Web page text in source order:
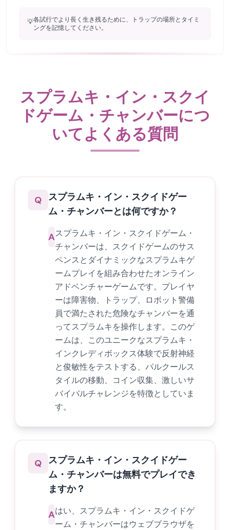
💡各試行でより長く生き残るために、トラップの場所とタイミ
ングを記憶してください。
スプラムキ・イン・スクイ
ドゲーム・チャンバーにつ
いてよくある質問
Q スプラムキ・イン・スクイドゲー
ム・チャンバーとは何ですか？
Aスプラムキ・イン・スクイドゲーム・
チャンバーは、スクイドゲームのサス
ペンスとダイナミックなスプラムキゲ
ームプレイを組み合わせたオンライン
アドベンチャーゲームです。プレイヤ
ーは障害物、トラップ、ロボット警備
員で満たされた危険なチャンバーを通
ってスプラムキを操作します。このゲ
ームは、このユニークなスプラムキ・
インクレディボックス体験で反射神経
と俊敏性をテストする、パルクールス
タイルの移動、コイン収集、激しいサ
バイバルチャレンジを特徴としていま
す。
Q スプラムキ・イン・スクイドゲー
ム・チャンバーは無料でプレイでき
ますか？
Aはい、スプラムキ・イン・スクイドゲ
ーム・チャンバーはウェブブラウザを